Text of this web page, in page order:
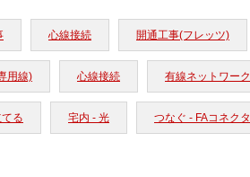
心線接続 開通工事(フレッツ)
用線) 心線接続 有線ネットワーク
る 宅内 - 光 つなぐ - FAコネク